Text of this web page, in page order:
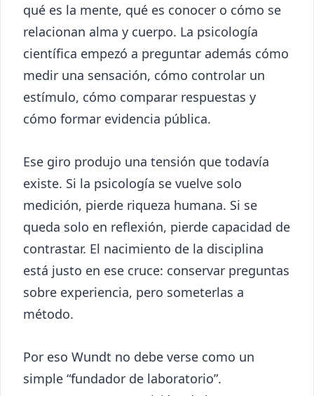
qué es la mente, qué es conocer o cómo se
relacionan alma y cuerpo. La psicología
científica empezó a preguntar además cómo
medir una sensación, cómo controlar un
estímulo, cómo comparar respuestas y
cómo formar evidencia pública.
Ese giro produjo una tensión que todavía
existe. Si la psicología se vuelve solo
medición, pierde riqueza humana. Si se
queda solo en reflexión, pierde capacidad de
contrastar. El nacimiento de la disciplina
está justo en ese cruce: conservar preguntas
sobre experiencia, pero someterlas a
método.
Por eso Wundt no debe verse como un
simple “fundador de laboratorio”.